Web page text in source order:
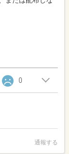
0
通報する